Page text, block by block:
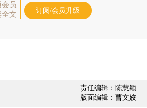
会员
全文
订阅/会员升级
责任编辑：陈慧颖
版面编辑：曹文姣